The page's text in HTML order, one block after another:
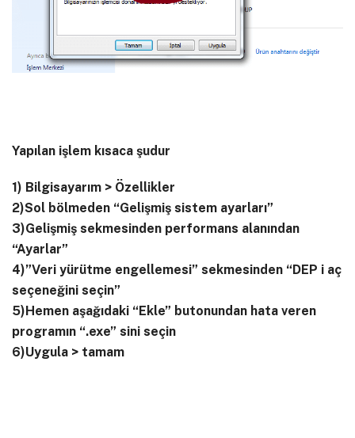
Yapılan işlem kısaca şudur
1) Bilgisayarım > Özellikler
2)Sol bölmeden “Gelişmiş sistem ayarları”
3)Gelişmiş sekmesinden performans alanından
“Ayarlar”
4)”Veri yürütme engellemesi” sekmesinden “DEP i aç
seçeneğini seçin”
5)Hemen aşağıdaki “Ekle” butonundan hata veren
programın “.exe” sini seçin
6)Uygula > tamam